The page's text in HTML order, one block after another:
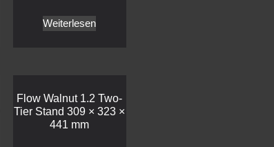
Weiterlesen
Flow Walnut 1.2 Two-
Tier Stand 309 × 323 ×
441 mm